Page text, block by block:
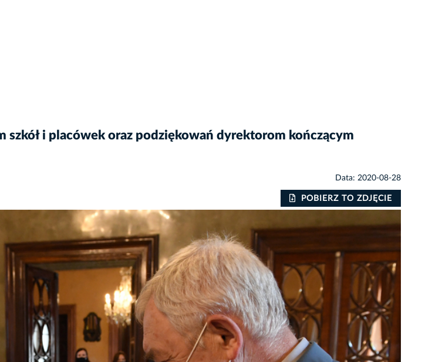
i placówek oraz podziękowań dyrektorom kończącym
Data: 2020-08-28
POBIERZ TO ZDJĘCIE